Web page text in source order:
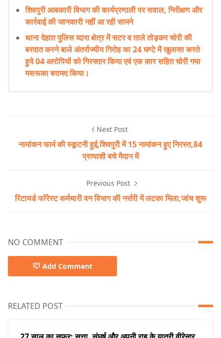
शिवपुरी आबकारी विभाग की कार्यप्रणाली पर सवाल, निरीक्षण और
कार्रवाई की जानकारी नहीं आ रही सामने
थाना देहात पुलिस व्दारा क्षेत्र में सटर व ताले तोड़कर चोरी की
बरदात करने बाले अंतर्राज्यीय गिरोह का 24 घण्टे में खुलासा करते
हुये 04 आरोपियों को गिरफ्तार किया एवं एक कार सहित चोरी गया
मसरूका बरामद किया।
Next Post
नामांकन फार्म की स्कूटनी हुई,शिवपुरी में 15 नामांकन हुए निरस्त,84
प्रत्याशी बचे मैदान में
Previous Post
रिटायर्ड फॉरेस्ट कर्मचारी ​वन विभाग की नर्सरी में लटका मिला,जांच शुरू
NO COMMENT
Add Comment
RELATED POST